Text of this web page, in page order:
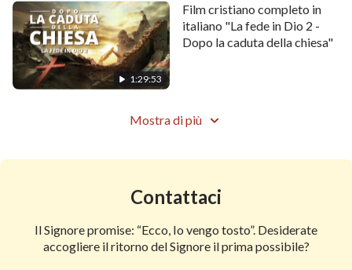
1:29:53
Film cristiano completo in
italiano "La fede in Dio 2 -
Dopo la caduta della chiesa"
Mostra di più
Contattaci
Il Signore promise: “Ecco, Io vengo tosto”. Desiderate
accogliere il ritorno del Signore il prima possibile?